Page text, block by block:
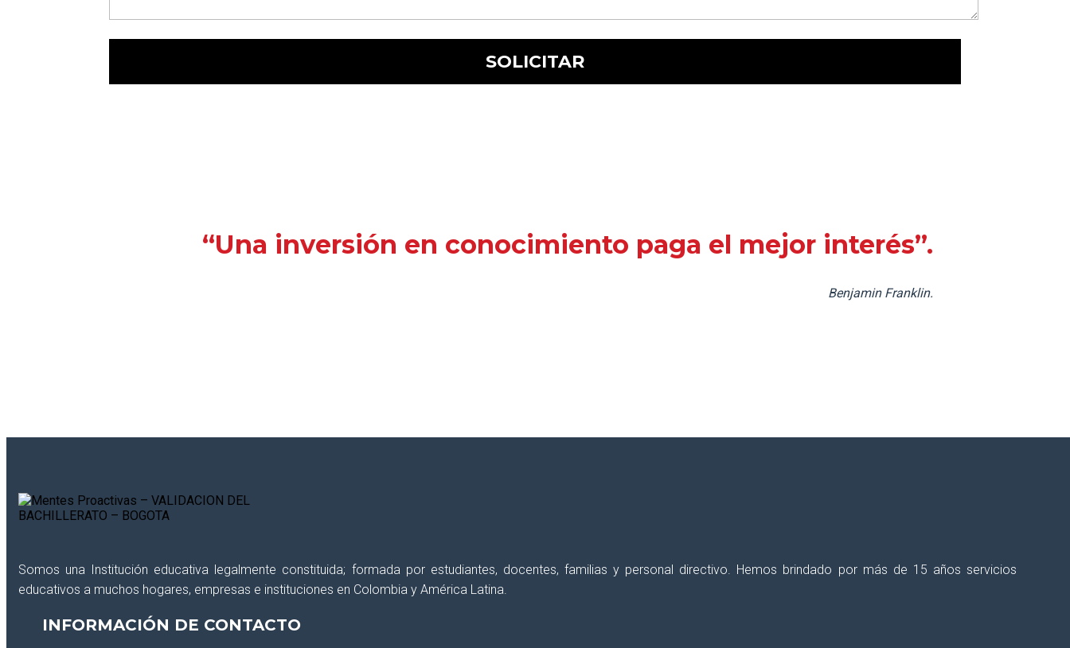
“Una inversión en conocimiento paga el mejor interés”.
Benjamin Franklin.
Somos una Institución educativa legalmente constituida; formada por estudiantes, docentes, familias y personal directivo. Hemos brindado por más de 15 años servicios
educativos a muchos hogares, empresas e instituciones en Colombia y América Latina.
INFORMACIÓN DE CONTACTO